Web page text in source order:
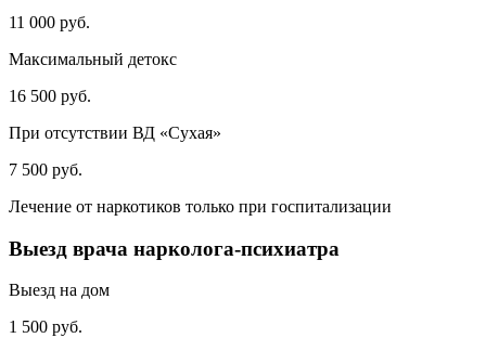
11 000 руб.
Максимальный детокс
16 500 руб.
При отсутствии ВД «Сухая»
7 500 руб.
Лечение от наркотиков только при госпитализации
Выезд врача нарколога-психиатра
Выезд на дом
1 500 руб.